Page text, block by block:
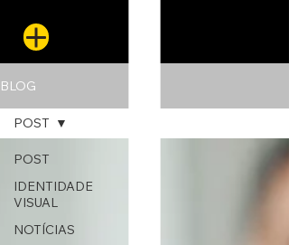
BLOG
POST
IDENTIDADE
VISUAL
NOTÍCIAS
POST